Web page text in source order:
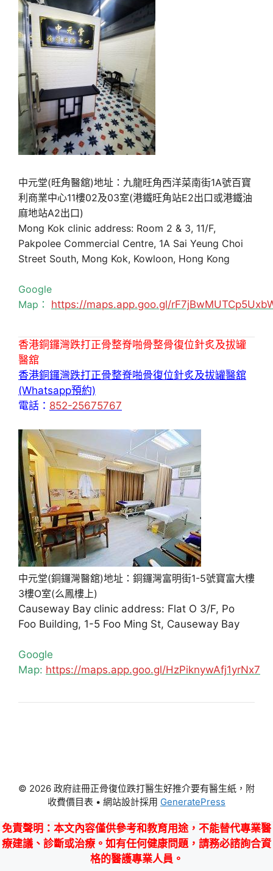
中元堂(旺角醫舘)地址：九龍旺角西洋菜南街1A號百寶
利商業中心11樓02及03室(港鐵旺角站E2出口或港鐵油
麻地站A2出口)
Mong Kok clinic address: Room 2 & 3, 11/F,
Pakpolee Commercial Centre, 1A Sai Yeung Choi
Street South, Mong Kok, Kowloon, Hong Kong
Google
Map： https://maps.app.goo.gl/
香港銅鑼灣跌打正骨整脊啪骨整骨復位針炙及拔罐
醫舘
香港銅鑼灣跌打正骨整脊啪骨復位針炙及拔罐醫舘
(Whatsapp預約)
電話： 852-25675767
中元堂(銅鑼灣醫舘)地址：銅鑼灣富明街1-5號寶富大樓
3樓O室(么鳳樓上)
Causeway Bay clinic address: Flat O 3/F, Po
Foo Building, 1-5 Foo Ming St, Causeway Bay
Google
Map: https://maps.app.goo.gl/HzPiknywAfj1yrNx7
© 2026 政府註冊正骨復位跌打醫生好推介要有醫生紙，附
收費價目表 • 網站設計採用 GeneratePress
免責聲明 ：本文內容僅供參考和教育用途，不能替代專業醫
療建議、診斷或治療。如有任何健康問題，請務必諮詢合資
格的醫護專業人員。